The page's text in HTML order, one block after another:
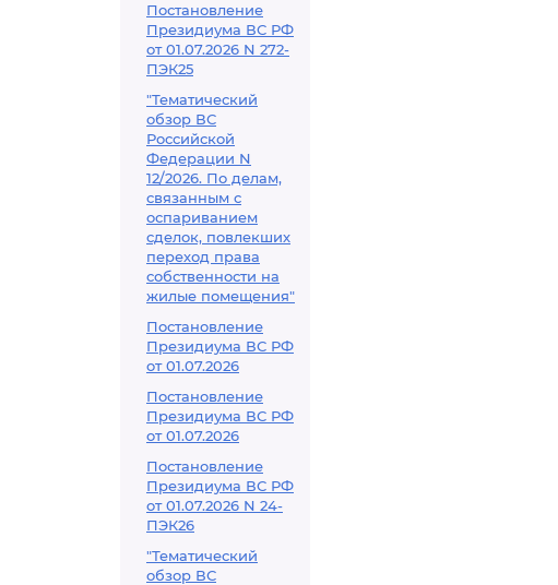
Постановление
Президиума ВС РФ
от 01.07.2026 N 272-
ПЭК25
"Тематический
обзор ВС
Российской
Федерации N
12/2026. По делам,
связанным с
оспариванием
сделок, повлекших
переход права
собственности на
жилые помещения"
Постановление
Президиума ВС РФ
от 01.07.2026
Постановление
Президиума ВС РФ
от 01.07.2026
Постановление
Президиума ВС РФ
от 01.07.2026 N 24-
ПЭК26
"Тематический
обзор ВС